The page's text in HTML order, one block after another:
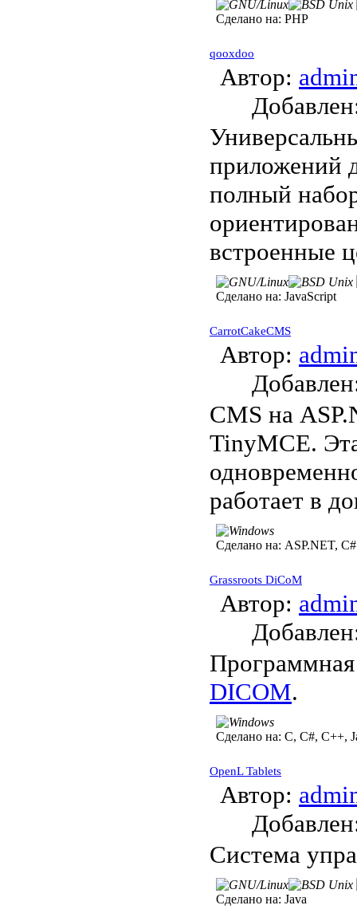
Сделано на: PHP
qooxdoo
Автор:
приложений
полный
встроенные
Сделано на: JavaScript
CarrotCakeCMS
Автор:
CMS на
TinyMCE.
работает в
Сделано на: ASP.NET, C#
Grassroots DiCoM
Автор:
DICOM.
Сделано на: C, C#, C++,
OpenL Tablets
Автор:
Система
Сделано на: Java